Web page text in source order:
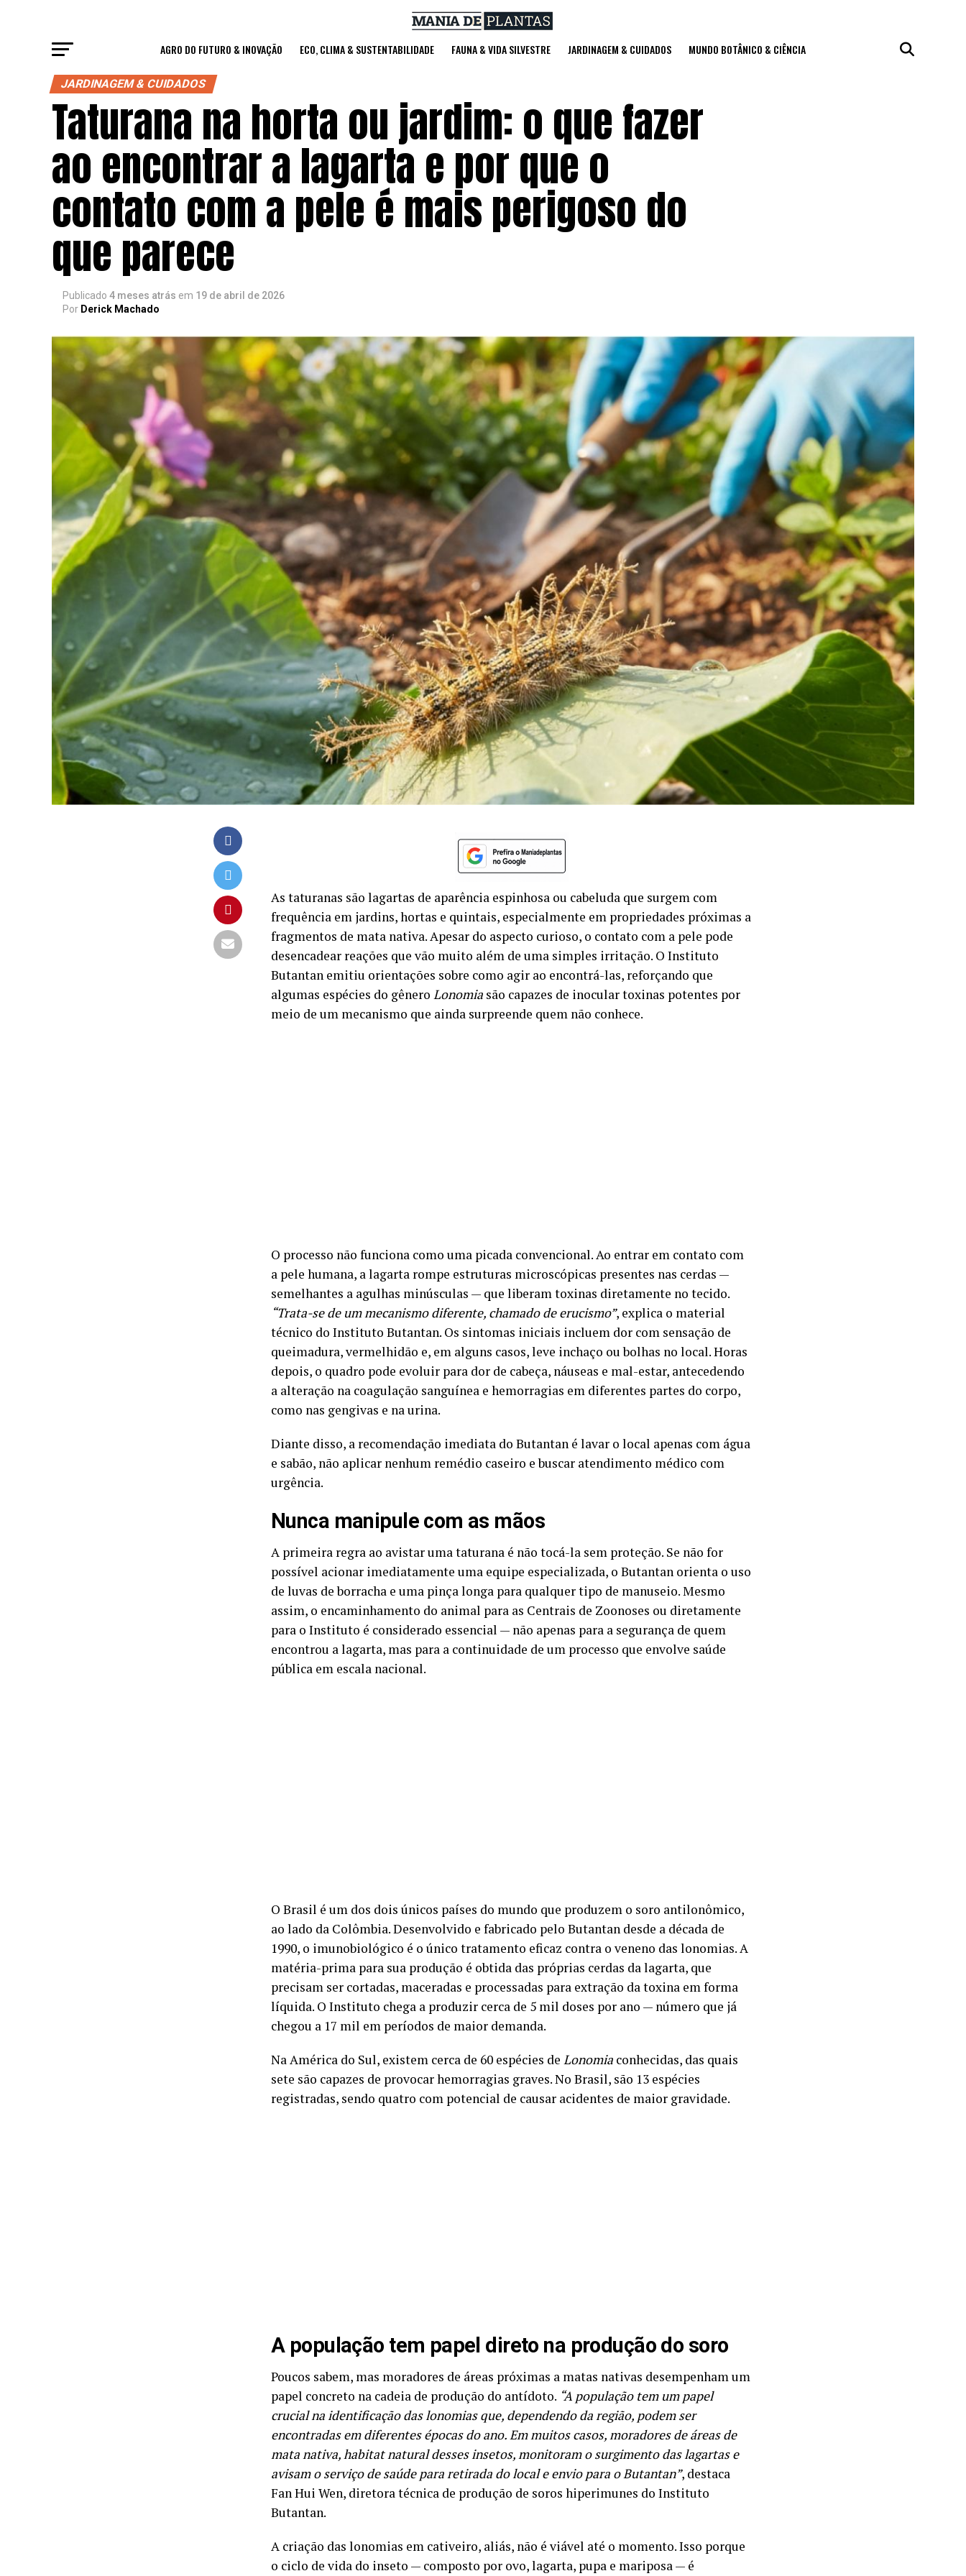
AGRO DO FUTURO & INOVAÇÃO ECO, CLIMA & SUSTENTABILIDADE FAUNA & VIDA SILVESTRE JARDINAGEM & CUIDADOS MUNDO BOTÂNICO & CIÊNCIA
JARDINAGEM & CUIDADOS
Taturana na horta ou jardim: o que fazer
ao encontrar a lagarta e por que o
contato com a pele é mais perigoso do
que parece
Publicado 4 meses atrás em 19 de abril de 2026
Por Derick Machado
As taturanas são lagartas de aparência espinhosa ou cabeluda que surgem com
frequência em jardins, hortas e quintais, especialmente em propriedades próximas a
fragmentos de mata nativa. Apesar do aspecto curioso, o contato com a pele pode
desencadear reações que vão muito além de uma simples irritação. O Instituto
Butantan emitiu orientações sobre como agir ao encontrá-las, reforçando que
algumas espécies do gênero Lonomia são capazes de inocular toxinas potentes por
meio de um mecanismo que ainda surpreende quem não conhece.
O processo não funciona como uma picada convencional. Ao entrar em contato com
a pele humana, a lagarta rompe estruturas microscópicas presentes nas cerdas —
semelhantes a agulhas minúsculas — que liberam toxinas diretamente no tecido.
“Trata-se de um mecanismo diferente, chamado de erucismo”, explica o material
técnico do Instituto Butantan. Os sintomas iniciais incluem dor com sensação de
queimadura, vermelhidão e, em alguns casos, leve inchaço ou bolhas no local. Horas
depois, o quadro pode evoluir para dor de cabeça, náuseas e mal-estar, antecedendo
a alteração na coagulação sanguínea e hemorragias em diferentes partes do corpo,
como nas gengivas e na urina.
Diante disso, a recomendação imediata do Butantan é lavar o local apenas com água
e sabão, não aplicar nenhum remédio caseiro e buscar atendimento médico com
urgência.
Nunca manipule com as mãos
A primeira regra ao avistar uma taturana é não tocá-la sem proteção. Se não for
possível acionar imediatamente uma equipe especializada, o Butantan orienta o uso
de luvas de borracha e uma pinça longa para qualquer tipo de manuseio. Mesmo
assim, o encaminhamento do animal para as Centrais de Zoonoses ou diretamente
para o Instituto é considerado essencial — não apenas para a segurança de quem
encontrou a lagarta, mas para a continuidade de um processo que envolve saúde
pública em escala nacional.
O Brasil é um dos dois únicos países do mundo que produzem o soro antilonômico,
ao lado da Colômbia. Desenvolvido e fabricado pelo Butantan desde a década de
1990, o imunobiológico é o único tratamento eficaz contra o veneno das lonomias. A
matéria-prima para sua produção é obtida das próprias cerdas da lagarta, que
precisam ser cortadas, maceradas e processadas para extração da toxina em forma
líquida. O Instituto chega a produzir cerca de 5 mil doses por ano — número que já
chegou a 17 mil em períodos de maior demanda.
Na América do Sul, existem cerca de 60 espécies de Lonomia conhecidas, das quais
sete são capazes de provocar hemorragias graves. No Brasil, são 13 espécies
registradas, sendo quatro com potencial de causar acidentes de maior gravidade.
A população tem papel direto na produção do soro
Poucos sabem, mas moradores de áreas próximas a matas nativas desempenham um
papel concreto na cadeia de produção do antídoto. “A população tem um papel
crucial na identificação das lonomias que, dependendo da região, podem ser
encontradas em diferentes épocas do ano. Em muitos casos, moradores de áreas de
mata nativa, habitat natural desses insetos, monitoram o surgimento das lagartas e
avisam o serviço de saúde para retirada do local e envio para o Butantan”, destaca
Fan Hui Wen, diretora técnica de produção de soros hiperimunes do Instituto
Butantan.
A criação das lonomias em cativeiro, aliás, não é viável até o momento. Isso porque
o ciclo de vida do inseto — composto por ovo, lagarta, pupa e mariposa — é